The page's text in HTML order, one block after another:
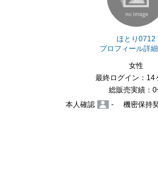
ほとり0712
プロフィール詳
女性
最終ログイン：14
総販売実績：0
本人確認
- 機密保持